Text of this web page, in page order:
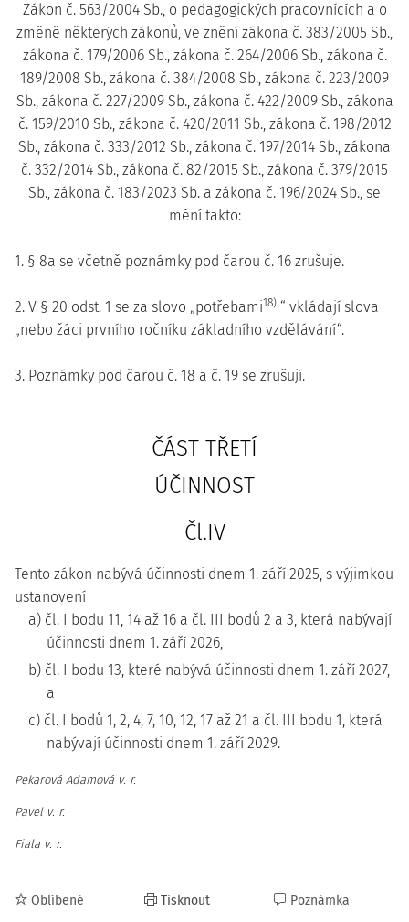
Zákon č. 563/2004 Sb., o pedagogických pracovnících a o
změně některých zákonů, ve znění zákona č. 383/2005 Sb.,
zákona č. 179/2006 Sb., zákona č. 264/2006 Sb., zákona č.
189/2008 Sb., zákona č. 384/2008 Sb., zákona č. 223/2009
Sb., zákona č. 227/2009 Sb., zákona č. 422/2009 Sb., zákona
č. 159/2010 Sb., zákona č. 420/2011 Sb., zákona č. 198/2012
Sb., zákona č. 333/2012 Sb., zákona č. 197/2014 Sb., zákona
č. 332/2014 Sb., zákona č. 82/2015 Sb., zákona č. 379/2015
Sb., zákona č. 183/2023 Sb. a zákona č. 196/2024 Sb., se
mění takto:
1. § 8a se včetně poznámky pod čarou č. 16 zrušuje.
2. V § 20 odst. 1 se za slovo „potřebami18) “ vkládají slova
„nebo žáci prvního ročníku základního vzdělávání“.
3. Poznámky pod čarou č. 18 a č. 19 se zrušují.
ČÁST TŘETÍ
ÚČINNOST
Čl.IV
Tento zákon nabývá účinnosti dnem 1. září 2025, s výjimkou
ustanovení
a) čl. I bodu 11, 14 až 16 a čl. III bodů 2 a 3, která nabývají
účinnosti dnem 1. září 2026,
b) čl. I bodu 13, které nabývá účinnosti dnem 1. září 2027,
a
c) čl. I bodů 1, 2, 4, 7, 10, 12, 17 až 21 a čl. III bodu 1, která
nabývají účinnosti dnem 1. září 2029.
Pekarová Adamová v. r.
Pavel v. r.
Fiala v. r.
Oblíbené Tisknout Poznámka